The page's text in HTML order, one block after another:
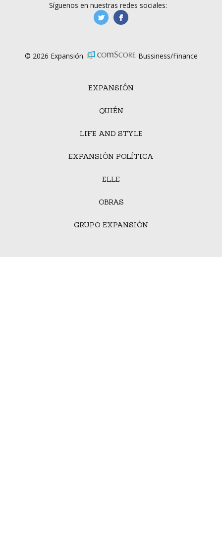
EXPANSIÓN
QUIÉN
LIFE AND STYLE
EXPANSIÓN POLÍTICA
ELLE
OBRAS
GRUPO EXPANSIÓN
Síguenos en nuestras redes sociales:
manufacturaGE
© 2026 Expansión. Bussiness/Finance